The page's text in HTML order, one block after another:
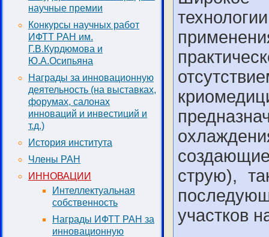
научные премии
Конкурсы научных работ
ИФТТ РАН им.
Г.В.Курдюмова и
Ю.А.Осипьяна
Награды за инновационную
деятельность (на выставках,
форумах, салонах
инноваций и инвестиций и
т.д.)
История института
Члены РАН
ИННОВАЦИИ
Интеллектуальная
собственность
Награды ИФТТ РАН за
инновационную
струю),
участков